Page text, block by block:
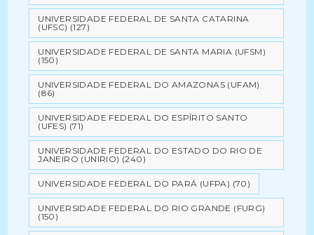
UNIVERSIDADE FEDERAL DE SANTA CATARINA
(UFSC) (127)
UNIVERSIDADE FEDERAL DE SANTA MARIA (UFSM)
(150)
UNIVERSIDADE FEDERAL DO AMAZONAS (UFAM)
(86)
UNIVERSIDADE FEDERAL DO ESPÍRITO SANTO
(UFES) (71)
UNIVERSIDADE FEDERAL DO ESTADO DO RIO DE
JANEIRO (UNIRIO) (240)
UNIVERSIDADE FEDERAL DO PARÁ (UFPA) (70)
UNIVERSIDADE FEDERAL DO RIO GRANDE (FURG)
(150)